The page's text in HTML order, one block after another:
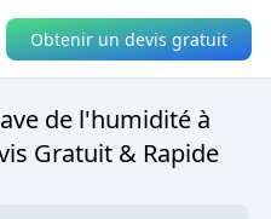
Obtenir un devis gratuit
de l'humidité à
Gratuit & Rapide